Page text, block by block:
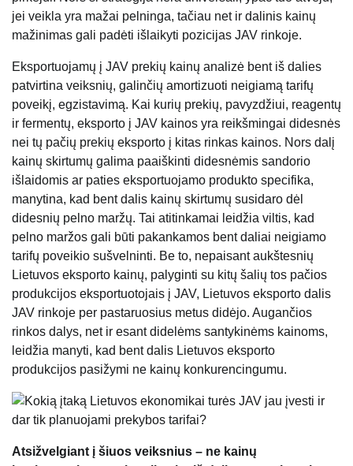
jei veikla yra mažai pelninga, tačiau net ir dalinis kainų
mažinimas gali padėti išlaikyti pozicijas JAV rinkoje.
Eksportuojamų į JAV prekių kainų analizė bent iš dalies
patvirtina veiksnių, galinčių amortizuoti neigiamą tarifų
poveikį, egzistavimą. Kai kurių prekių, pavyzdžiui, reagentų
ir fermentų, eksporto į JAV kainos yra reikšmingai didesnės
nei tų pačių prekių eksporto į kitas rinkas kainos. Nors dalį
kainų skirtumų galima paaiškinti didesnėmis sandorio
išlaidomis ar paties eksportuojamo produkto specifika,
manytina, kad bent dalis kainų skirtumų susidaro dėl
didesnių pelno maržų. Tai atitinkamai leidžia viltis, kad
pelno maržos gali būti pakankamos bent daliai neigiamo
tarifų poveikio sušvelninti. Be to, nepaisant aukštesnių
Lietuvos eksporto kainų, palyginti su kitų šalių tos pačios
produkcijos eksportuotojais į JAV, Lietuvos eksporto dalis
JAV rinkoje per pastaruosius metus didėjo. Augančios
rinkos dalys, net ir esant didelėms santykinėms kainoms,
leidžia manyti, kad bent dalis Lietuvos eksporto
produkcijos pasižymi ne kainų konkurencingumu.
Atsižvelgiant į šiuos veiksnius – ne kainų